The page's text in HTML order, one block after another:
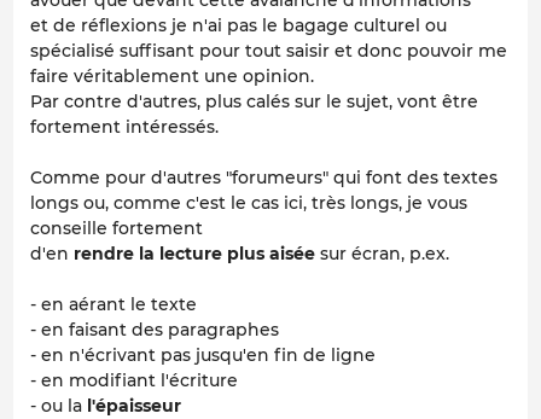
et de réflexions je n'ai pas le bagage culturel ou
spécialisé suffisant pour tout saisir et donc pouvoir me
faire véritablement une opinion.
Par contre d'autres, plus calés sur le sujet, vont être
fortement intéressés.
Comme pour d'autres "forumeurs" qui font des textes
longs ou, comme c'est le cas ici, très longs, je vous
conseille fortement
d'en rendre la lecture plus aisée sur écran, p.ex.
- en aérant le texte
- en faisant des paragraphes
- en n'écrivant pas jusqu'en fin de ligne
- en modifiant l'écriture
- ou la l'épaisseur